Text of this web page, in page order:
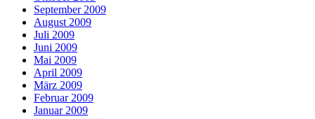
September 2009
August 2009
Juli 2009
Juni 2009
Mai 2009
April 2009
März 2009
Februar 2009
Januar 2009